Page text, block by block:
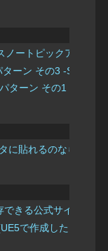
ートピックアップ
ーン その3 -
ターン その1 -IsValid
に貼れるのならテキ
できる公式サイトを
で作成したブルー